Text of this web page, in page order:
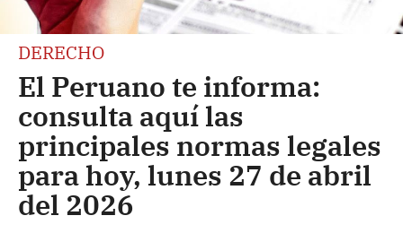
DERECHO
El Peruano te informa:
consulta aquí las
principales normas legales
para hoy, lunes 27 de abril
del 2026